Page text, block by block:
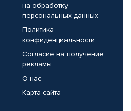
на обработку
персональных данных
Политика
конфиденциальности
Согласие на получение
рекламы
О нас
Карта сайта